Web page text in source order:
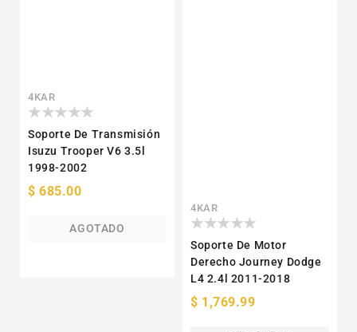
Proveedor:
4KAR
Soporte De Transmisión
Isuzu Trooper V6 3.5l
1998-2002
Precio
$ 685.00
AGOTADO
Proveedor:
4KAR
Soporte De Motor
Derecho Journey Dodge
L4 2.4l 2011-2018
Precio
$ 1,769.99